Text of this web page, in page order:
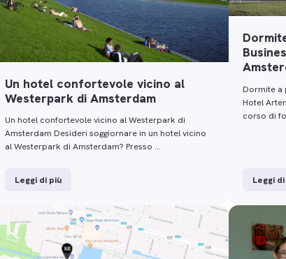
Un hotel confortevole vicino al
Westerpark di Amsterdam
Un hotel confortevole vicino al Westerpark di
Amsterdam Desideri soggiornare in un hotel vicino
al Westerpark di Amsterdam? Presso …
Leggi di più
Dormite a
Hotel
corso di
Leggi